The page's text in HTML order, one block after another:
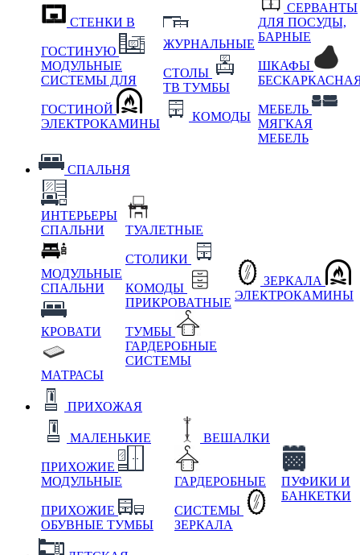
СТЕНКИ В
ГОСТИНУЮ
МОДУЛЬНЫЕ
СИСТЕМЫ ДЛЯ
ГОСТИНОЙ
ЭЛЕКТРОКАМИНЫ
ЖУРНАЛЬНЫЕ
СТОЛЫ
ТВ ТУМБЫ
КОМОДЫ
СЕРВАНТЫ
ДЛЯ ПОСУДЫ,
БАРНЫЕ
ШКАФЫ
МЕБЕЛЬ
МЯГКАЯ
МЕБЕЛЬ
СПАЛЬНЯ
ИНТЕРЬЕРЫ
СПАЛЬНИ
МОДУЛЬНЫЕ
СПАЛЬНИ
КРОВАТИ
МАТРАСЫ
ТУАЛЕТНЫЕ
СТОЛИКИ
КОМОДЫ
ПРИКРОВАТНЫЕ
ТУМБЫ
ГАРДЕРОБНЫЕ
СИСТЕМЫ
ЗЕРКАЛА
ЭЛЕКТРОКАМИНЫ
ПРИХОЖАЯ
МАЛЕНЬКИЕ
ПРИХОЖИЕ
МОДУЛЬНЫЕ
ПРИХОЖИЕ
ОБУВНЫЕ ТУМБЫ
ВЕШАЛКИ
ГАРДЕРОБНЫЕ
СИСТЕМЫ
ЗЕРКАЛА
ПУФИКИ И
БАНКЕТКИ